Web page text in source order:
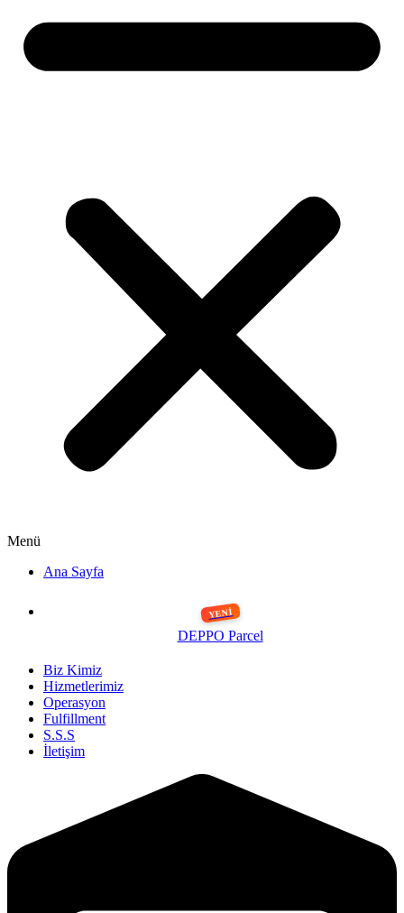
Menü
Ana Sayfa
DEPPO Parcel
Biz Kimiz
Hizmetlerimiz
Operasyon
Fulfillment
S.S.S
İletişim